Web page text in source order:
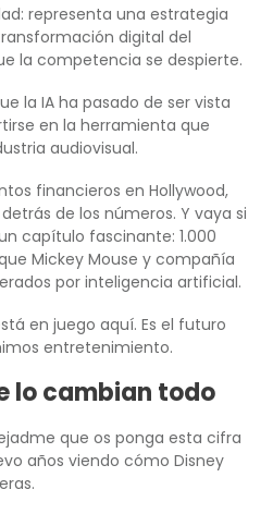
representa una estrategia
digital del
la competencia se despierte.
la IA ha pasado de ser vista
en la herramienta que
audiovisual.
financieros en Hollywood,
de los números. Y vaya si
capítulo fascinante: 1.000
Mickey Mouse y compañía
por inteligencia artificial.
en juego aquí. Es el futuro
entretenimiento.
lo cambian todo
que os ponga esta cifra
años viendo cómo Disney